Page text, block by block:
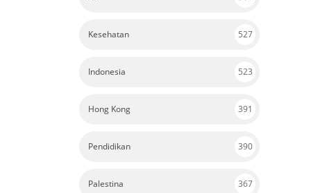
Kesehatan 527
Indonesia 523
Hong Kong 391
Pendidikan 390
Palestina 367